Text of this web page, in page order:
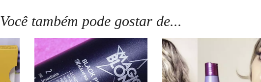
Você também pode gostar de...